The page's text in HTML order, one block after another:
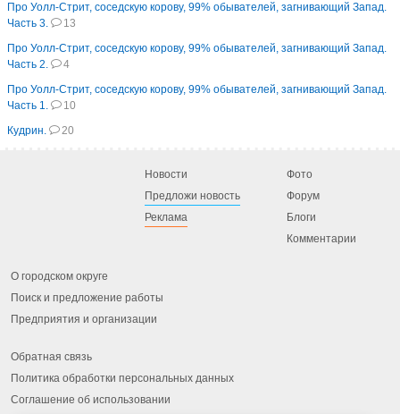
Про Уолл-Стрит, соседскую корову, 99% обывателей, загнивающий Запад.
Часть 3.
13
Про Уолл-Стрит, соседскую корову, 99% обывателей, загнивающий Запад.
Часть 2.
4
Про Уолл-Стрит, соседскую корову, 99% обывателей, загнивающий Запад.
Часть 1.
10
Кудрин.
20
Новости
Предложи новость
Реклама
Фото
Форум
Блоги
Комментарии
О городском округе
Поиск и предложение работы
Предприятия и организации
Обратная связь
Политика обработки персональных данных
Соглашение об использовании